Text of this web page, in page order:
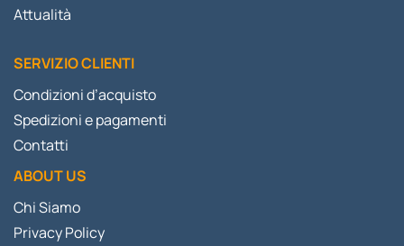
Attualità
SERVIZIO CLIENTI
Condizioni d’acquisto
Spedizioni e pagamenti
Contatti
ABOUT US
Chi Siamo
Privacy Policy